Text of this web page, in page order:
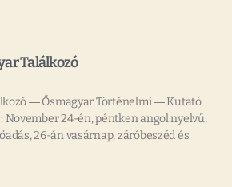
Találkozó
― Ősmagyar Történelmi ― Kutató
November 24-én, péntken angol nyelvű,
26-án vasárnap, záróbeszéd és